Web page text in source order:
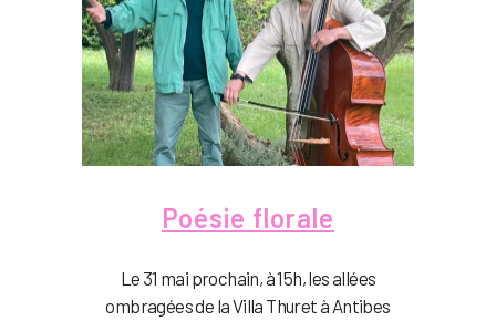
Poésie florale
Le 31 mai prochain, à 15h, les allées
ombragées de la Villa Thuret à Antibes